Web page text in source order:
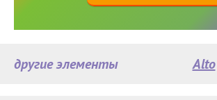
другие элементы Alto